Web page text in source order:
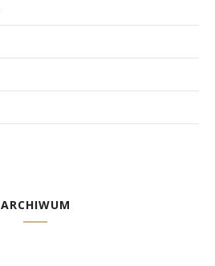
ARCHIWUM